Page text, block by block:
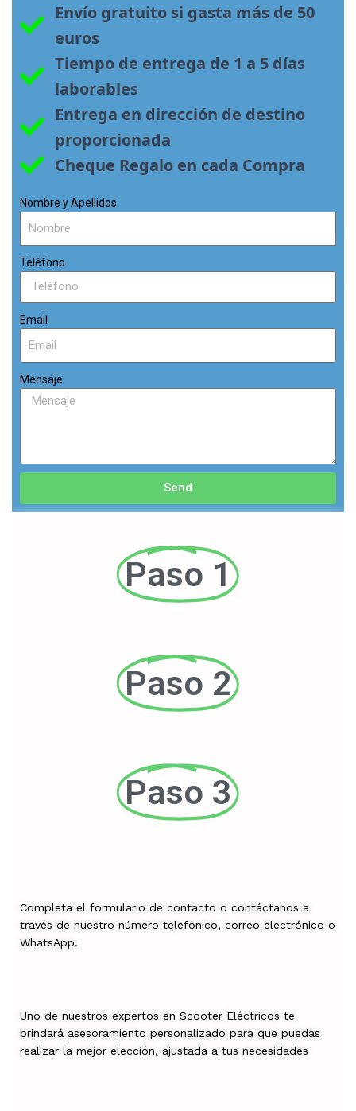
Envío gratuito si gasta más de 50
euros
Tiempo de entrega de 1 a 5 días
laborables
Entrega en dirección de destino
proporcionada
Cheque Regalo en cada Compra
Nombre y Apellidos
Teléfono
Email
Mensaje
Send
Paso 1
Paso 2
Paso 3
Completa el formulario de contacto o contáctanos a
través de nuestro número telefonico, correo electrónico o
WhatsApp.
Uno de nuestros expertos en Scooter Eléctricos te
brindará asesoramiento personalizado para que puedas
realizar la mejor elección, ajustada a tus necesidades